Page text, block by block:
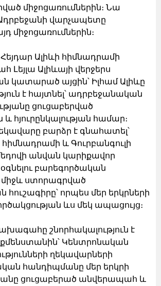
միջոցառումներին։ Նա
Ադրբեջանի վարչապետը
միջոցառումներին։
Հեյդար Ալիևի հիմնադրամի
Ալիևայի վերջերս
կատարած այցին՝ Իլհամ Ալիևը
է հայտնել՝ ադրբեջանական
ցուցաբերված
և հյուրընկալության համար։
բարձր է գնահատել՝
հիմնադրամի և Գուրբանգուլի
անվան կարիքավոր
բարեգործական
ստորագրված
որպես մեր երկրների
ևս մեկ ապացույց։
շնորհակալություն է
Կենտրոնական
ղեկավարների
հանդիպմանը մեր երկրի
ցուցաբերած անվերապահ և